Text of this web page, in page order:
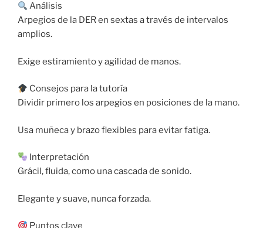
Análisis
Arpegios de la DER en sextas a través de intervalos
amplios.
Exige estiramiento y agilidad de manos.
Consejos para la tutoría
Dividir primero los arpegios en posiciones de la mano.
Usa muñeca y brazo flexibles para evitar fatiga.
Interpretación
Grácil, fluida, como una cascada de sonido.
Elegante y suave, nunca forzada.
Puntos clave